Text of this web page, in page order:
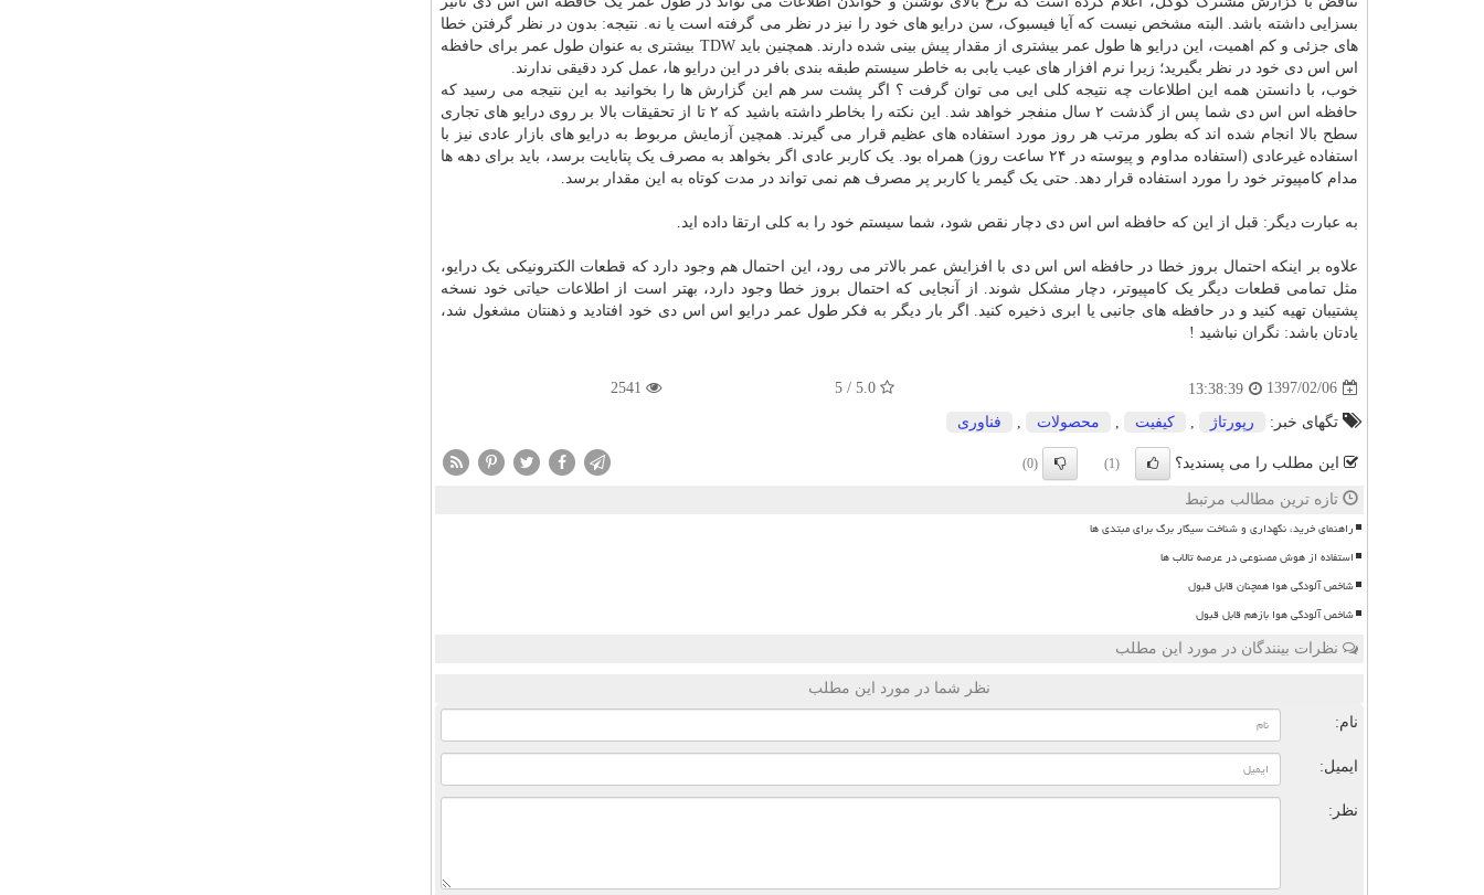
بسزایی داشته باشد. البته مشخص نیست که آیا فیسبوک، سن درایو های خود را نیز در نظر می گرفته است یا نه. نتیجه: بدون در نظر گرفتن خطا
های جزئی و کم اهمیت، این درایو ها طول عمر بیشتری از مقدار پیش بینی شده دارند. همچنین باید TDW بیشتری به عنوان طول عمر برای حافظه
اس اس دی خود در نظر بگیرید؛ زیرا نرم افزار های عیب یابی به خاطر سیستم طبقه بندی بافر در این درایو ها، عمل کرد دقیقی ندارند.
خوب، با دانستن همه این اطلاعات چه نتیجه کلی ایی می توان گرفت ؟ اگر پشت سر هم این گزارش ها را بخوانید به این نتیجه می رسید که
حافظه اس اس دی شما پس از گذشت ۲ سال منفجر خواهد شد. این نکته را بخاطر داشته باشید که ۲ تا از تحقیقات بالا بر روی درایو های تجاری
سطح بالا انجام شده اند که بطور مرتب هر روز مورد استفاده های عظیم قرار می گیرند. همچین آزمایش مربوط به درایو های بازار عادی نیز با
استفاده غیرعادی (استفاده مداوم و پیوسته در ۲۴ ساعت روز) همراه بود. یک کاربر عادی اگر بخواهد به مصرف یک پتابایت برسد، باید برای دهه ها
مدام کامپیوتر خود را مورد استفاده قرار دهد. حتی یک گیمر یا کاربر پر مصرف هم نمی تواند در مدت کوتاه به این مقدار برسد.
به عبارت دیگر: قبل از این که حافظه اس اس دی دچار نقص شود، شما سیستم خود را به کلی ارتقا داده اید.
علاوه بر اینکه احتمال بروز خطا در حافظه اس اس دی با افزایش عمر بالاتر می رود، این احتمال هم وجود دارد که قطعات الکترونیکی یک درایو،
مثل تمامی قطعات دیگر یک کامپیوتر، دچار مشکل شوند. از آنجایی که احتمال بروز خطا وجود دارد، بهتر است از اطلاعات حیاتی خود نسخه
پشتیبان تهیه کنید و در حافظه های جانبی یا ابری ذخیره کنید. اگر بار دیگر به فکر طول عمر درایو اس اس دی خود افتادید و ذهنتان مشغول شد،
یادتان باشد: نگران نباشید !
1397/02/06
13:38:39
5.0 / 5
2541
تگهای خبر: رپورتاژ كیفیت محصولات فناوری
این مطلب را می پسندید؟ (1)
(0)
تازه ترین مطالب مرتبط
راهنمای خرید، نگهداری و شناخت سیگار برگ برای مبتدی ها
استفاده از هوش مصنوعی در عرصه تالاب ها
شاخص آلودگی هوا همچنان قابل قبول
شاخص آلودگی هوا بازهم قابل قبول
نظرات بینندگان در مورد این مطلب
نظر شما در مورد این مطلب
نام:
ایمیل:
نظر: